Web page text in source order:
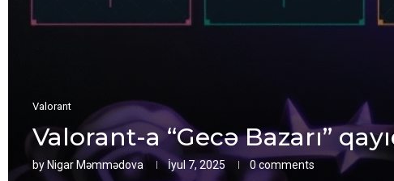
Valorant
Valorant-a “Gecə Bazarı”
byNigar Məmmədova İyul 7, 2025 0 comments